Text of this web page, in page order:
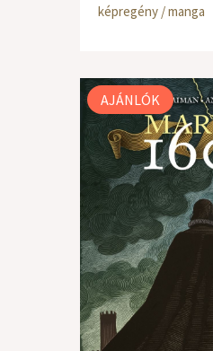
képregény / manga
AJÁNLÓK